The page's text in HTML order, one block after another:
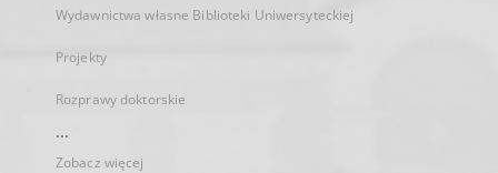
Wydawnictwa własne Biblioteki Uniwersyteckiej
Projekty
Rozprawy doktorskie
...
Zobacz więcej